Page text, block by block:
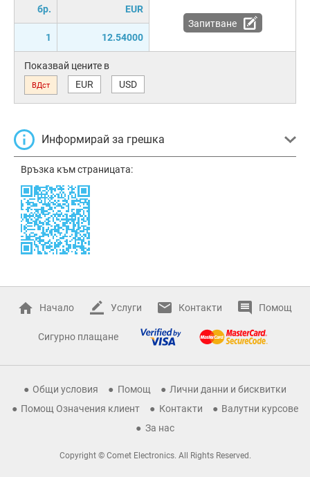
бр. EUR
1 12.54000
Запитване
Показвай цените в
ВДст EUR USD
Информирай за грешка
Връзка към страницата:
Начало Услуги Контакти Помощ
Сигурно плащане
Общи условия Помощ
Лични данни и бисквитки
Помощ Означения клиент
Контакти
Валутни курсове
За нас
Copyright © Comet Electronics. All Rights Reserved.